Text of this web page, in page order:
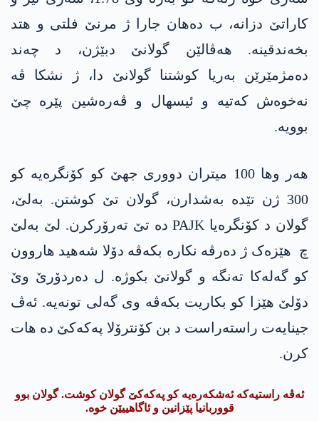
کاراتێ دزانە، ب دەھان جارا ژ مرنێ فلتی و ھتد
بخەندقینە. ھەڤالێن گولانێ دبێژن، د چەند
دەمژمێرێن بەریا کوشتنا گولانێ دا، ژ نشکا ڤە
نەخوەش کەتیە و ئیسهال و ڤەرەشین پێرە چێ
بوویە.
ھەر وھا 100 میتران دووری جھێ کو کۆنگرەیە کو
300 ژن تێدە بەشدارن، گولان تێ کوشتن. بەلێ،
گولان د کۆنگرەیا PAJK دە تێ تەرۆرکرن. لێ بەلێ
چ ھێزەک ژ دەرڤە نکارە بکەڤە دۆلا شەهید ھاروون
کو گەلەکا تەنگە و گولانێ بکوژە. ل دەردۆرێ وێ
دۆلێ ھێزا کو بکاریت بکەڤە وی گەلی تونەیە. ئەڤ
جینایەت راستەراست د بن کۆنترۆلا پەکەکێ دە ھات
کرن.
ئەڤە راستیەکە ئەشکەرەیە کو پەکەکێ گولان کوشت. گولان بوو
قووربانیا پێزانین و ئاگاھییێن خوە.